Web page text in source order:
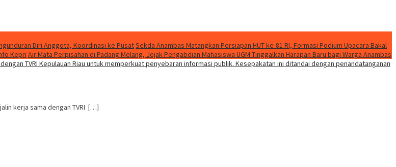
Diri Anggota, Koordinasi ke PusatSekda Anambas Matangkan Persiapan HUT ke-81 RI, Formasi Podium Upacara Bakal
Kepri Air Mata Perpisahan di Padang Melang, Jejak Pengabdian Mahasiswa UGM Tinggalkan Harapan Baru bagi Warga Anambas
kerja sama dengan TVRI […]